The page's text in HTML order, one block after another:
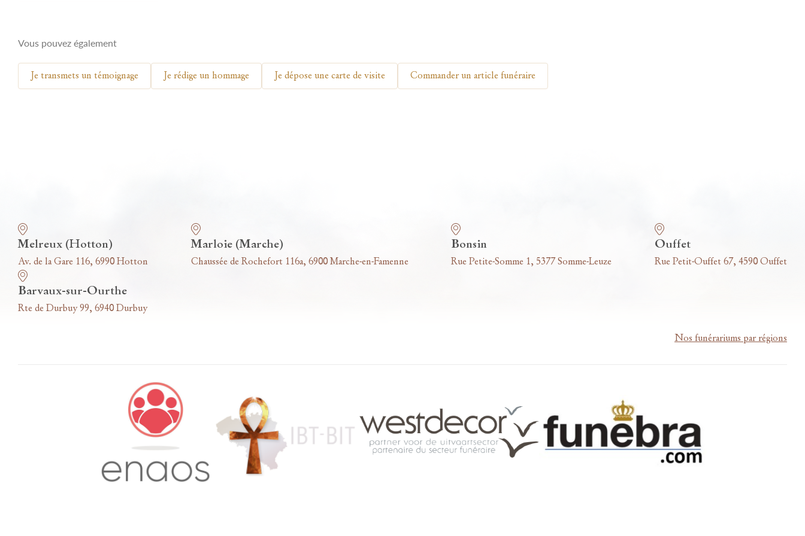
Vous pouvez également
Je transmets un témoignage Je rédige un hommage Je dépose une carte de visite Commander un article funéraire
Melreux (Hotton)
Av. de la Gare 116, 6990 Hotton
Marloie (Marche)
Chaussée de Rochefort 116a, 6900 Marche-en-Famenne
Bonsin
Rue Petite-Somme 1, 5377 Somme-Leuze
Ouffet
Rue Petit-Ouffet 67, 4590 Ouffet
Barvaux-sur-Ourthe
Rte de Durbuy 99, 6940 Durbuy
Nos funérariums par régions